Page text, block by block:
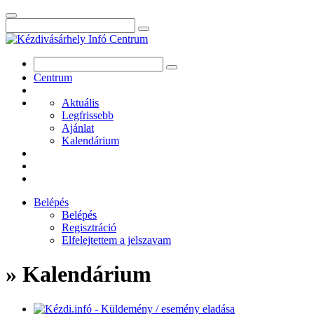
Centrum
Aktuális
Legfrissebb
Ajánlat
Kalendárium
Belépés
Belépés
Regisztráció
Elfelejtettem a jelszavam
» Kalendárium